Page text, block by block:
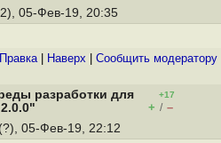
05-Фев-19, 20:35
Правка| Наверх Cообщить модератору
разработки для
+17
+ / –
(?), 05-Фев-19, 22:12